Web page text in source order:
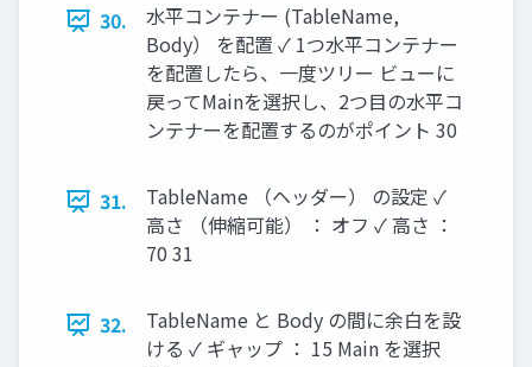
30.
水平コンテナー (TableName,
Body） を配置 ✓ 1つ水平コンテナー
を配置したら、一度ツリー ビューに
戻ってMainを選択し、2つ目の水平コ
ンテナーを配置するのがポイント 30
31.
TableName （ヘッダー） の設定 ✓
高さ （伸縮可能） ： オフ ✓ 高さ ：
70 31
32.
TableName と Body の間に余白を設
ける ✓ ギャップ ： 15 Main を選択